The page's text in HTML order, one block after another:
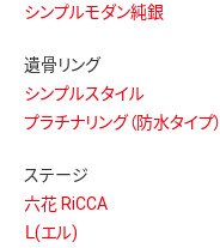
シンプルモダン純銀
遺骨リング
シンプルスタイル
プラチナリング（防水タイプ）
ステージ
六花 RiCCA
Ｌ(エル)